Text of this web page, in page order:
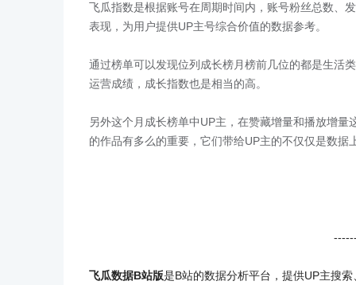
飞瓜指数是根据账号在周期时间内，账号粉丝总数、
表现，为用户提供UP主号综合价值的数据参考。
通过榜单可以发现位列成长榜月榜前几位的都是生活
运营成绩，成长指数也是相当的高。
另外这个月成长榜单中UP主，在赞藏增量和播放增
的作品有多么的重要，它们带给UP主的不仅仅是数
飞瓜数据B站版是B站的数据分析平台，提供UP主搜